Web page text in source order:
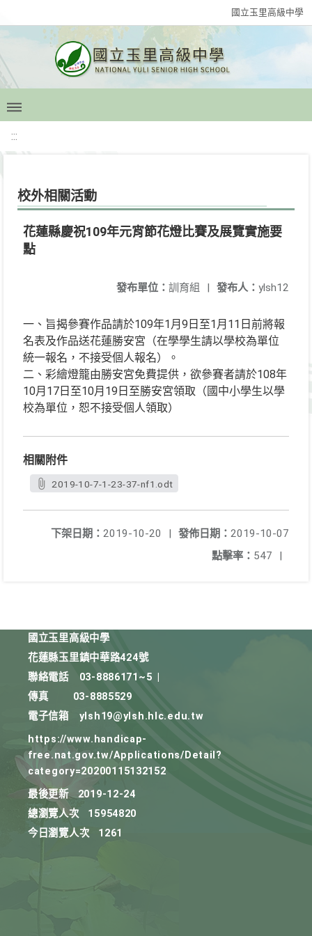
國立玉里高級中學
:::
校外相關活動
花蓮縣慶祝109年元宵節花燈比賽及展覽實施要
點
發布人： ylsh12
發布單位： 訓育組 |
一、旨揭參賽作品請於109年1月9日至1月11日前將報
名表及作品送花蓮勝安宮（在學學生請以學校為單位
統一報名，不接受個人報名）。
二、彩繪燈籠由勝安宮免費提供，欲參賽者請於108年
10月17日至10月19日至勝安宮領取（國中小學生以學
校為單位，恕不接受個人領取）
相關附件
2019-10-7-1-23-37-nf1.odt
發佈日期： 2019-10-07
下架日期： 2019-10-20
|
點擊率： 547 |
國立玉里高級中學
花蓮縣玉里鎮中華路424號
聯絡電話
03-8886171~5
傳真
03-8885529
電子信箱
ylsh19@ylsh.hlc.edu.tw
https://www.handicap-
free.nat.gov.tw/Applications/Detail?
category=20200115132152
最後更新
2019-12-24
總瀏覽人次
15954820
今日瀏覽人次
1261